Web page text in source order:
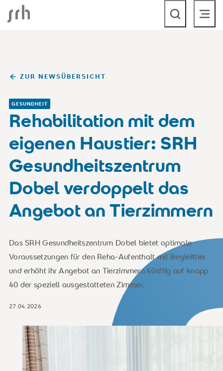
SRH Corporate
ZUR NEWSÜBERSICHT
GESUNDHEIT
Rehabilitation mit dem
eigenen Haustier: SRH
Gesundheitszentrum
Dobel verdoppelt das
Angebot an Tierzimmern
Das SRH Gesundheitszentrum Dobel bietet optimale
Voraussetzungen für den Reha-Aufenthalt mit Begleittier
und erhöht ihr Angebot an Tierzimmern künftig auf knapp
40 der speziell ausgestatteten Zimmer.
27.04.2026